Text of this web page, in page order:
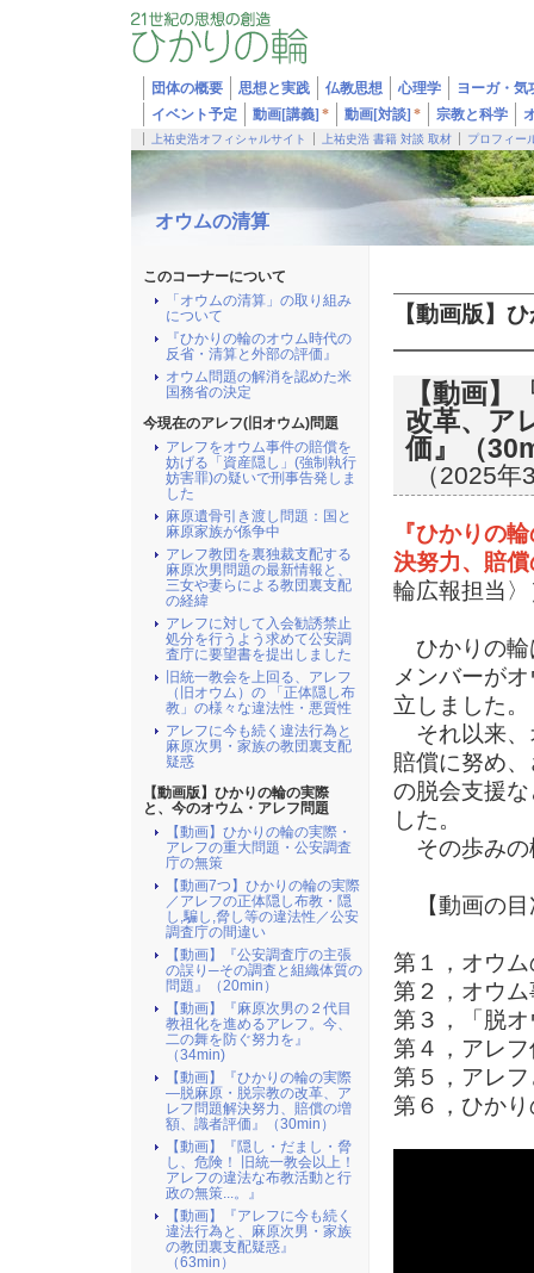
団体の概要 思想と実践 仏教思想 心理学
ヨーガ・気
イベント予定
動画[講義] * 動画[対談] * 宗教と科学
上祐史浩オフィシャルサイト 上祐史浩 書籍 対談 取材 プロフィー
オウムの清算
【動画版】
【動画
改革、ア
価』（
（2025
『ひかりの
決努力、賠
輪広報担当〉
ひかりの輪
メンバーが
立しました。
それ以来、
賠償に努め
の脱会支援
した。
その歩みの
【動画の目
第１，オウ
第２，オウ
第３，「脱
第４，アレ
第５，アレ
第６，ひか
このコーナーについて
「オウムの清算」の取り組み
について
『ひかりの輪のオウム時代の
反省・清算と外部の評価』
オウム問題の解消を認めた米
国務省の決定
今現在のアレフ(旧オウム)問題
アレフをオウム事件の賠償を
妨げる「資産隠し」(強制執行
妨害罪)の疑いで刑事告発しま
した
麻原遺骨引き渡し問題：国と
麻原家族が係争中
アレフ教団を裏独裁支配する
麻原次男問題の最新情報と、
三女や妻らによる教団裏支配
の経緯
アレフに対して入会勧誘禁止
処分を行うよう求めて公安調
査庁に要望書を提出しました
旧統一教会を上回る、アレフ
（旧オウム）の 「正体隠し布
教」の様々な違法性・悪質性
アレフに今も続く違法行為と
麻原次男・家族の教団裏支配
疑惑
【動画版】ひかりの輪の実際
と、今のオウム・アレフ問題
【動画】ひかりの輪の実際・
アレフの重大問題・公安調査
庁の無策
【動画7つ】ひかりの輪の実際
／アレフの正体隠し布教・隠
し,騙し,脅し等の違法性／公安
調査庁の間違い
【動画】『公安調査庁の主張
の誤り─その調査と組織体質の
問題』（20min）
【動画】『麻原次男の２代目
教祖化を進めるアレフ。今、
二の舞を防ぐ努力を』
（34min)
【動画】『ひかりの輪の実際
―脱麻原・脱宗教の改革、ア
レフ問題解決努力、賠償の増
額、識者評価』（30min）
【動画】『隠し・だまし・脅
し、危険！ 旧統一教会以上！
アレフの違法な布教活動と行
政の無策...。』
【動画】『アレフに今も続く
違法行為と、麻原次男・家族
の教団裏支配疑惑』
（63min）